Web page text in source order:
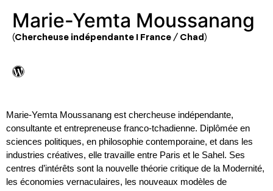
Marie-Yemta Moussanang
(Chercheuse indépendante I France / Chad)
Marie-Yemta Moussanang est chercheuse indépendante,
consultante et entrepreneuse franco-tchadienne. Diplômée en
sciences politiques, en philosophie contemporaine, et dans les
industries créatives, elle travaille entre Paris et le Sahel. Ses
centres d’intérêts sont la nouvelle théorie critique de la Modernité,
les économies vernaculaires, les nouveaux modèles de